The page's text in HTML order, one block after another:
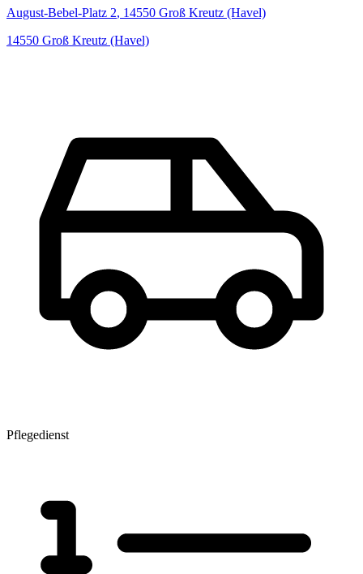
August-Bebel-Platz 2, 14550 Groß Kreutz (Havel)
14550 Groß Kreutz (Havel)
Pflegedienst